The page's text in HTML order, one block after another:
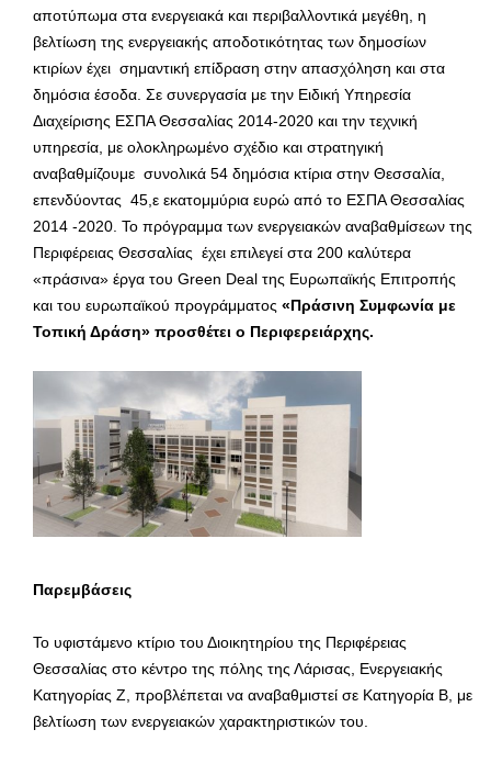
αποτύπωμα στα ενεργειακά και περιβαλλοντικά μεγέθη, η
βελτίωση της ενεργειακής αποδοτικότητας των δημοσίων
κτιρίων έχει σημαντική επίδραση στην απασχόληση και στα
δημόσια έσοδα. Σε συνεργασία με την Ειδική Υπηρεσία
Διαχείρισης ΕΣΠΑ Θεσσαλίας 2014-2020 και την τεχνική
υπηρεσία, με ολοκληρωμένο σχέδιο και στρατηγική
αναβαθμίζουμε συνολικά 54 δημόσια κτίρια στην Θεσσαλία,
επενδύοντας 45,ε εκατομμύρια ευρώ από το ΕΣΠΑ Θεσσαλίας
2014 -2020. Το πρόγραμμα των ενεργειακών αναβαθμίσεων της
Περιφέρειας Θεσσαλίας έχει επιλεγεί στα 200 καλύτερα
«πράσινα» έργα του Green Deal της Ευρωπαϊκής Επιτροπής
και του ευρωπαϊκού προγράμματος «Πράσινη Συμφωνία με
Τοπική Δράση» προσθέτει ο Περιφερειάρχης.
Παρεμβάσεις
Το υφιστάμενο κτίριο του Διοικητηρίου της Περιφέρειας
Θεσσαλίας στο κέντρο της πόλης της Λάρισας, Ενεργειακής
Κατηγορίας Ζ, προβλέπεται να αναβαθμιστεί σε Κατηγορία Β, με
βελτίωση των ενεργειακών χαρακτηριστικών του.